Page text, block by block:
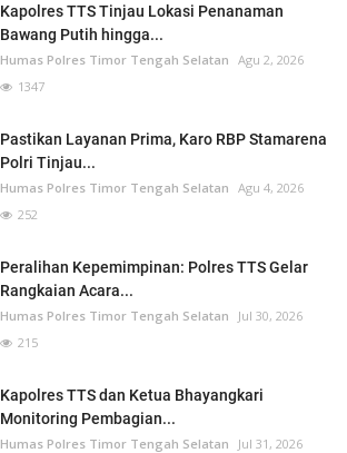
Kapolres TTS Tinjau Lokasi Penanaman
Bawang Putih hingga...
Humas Polres Timor Tengah Selatan Agu 2, 2026
1347
Pastikan Layanan Prima, Karo RBP Stamarena
Polri Tinjau...
Humas Polres Timor Tengah Selatan Agu 4, 2026
252
Peralihan Kepemimpinan: Polres TTS Gelar
Rangkaian Acara...
Humas Polres Timor Tengah Selatan
Jul 30, 2026
215
Kapolres TTS dan Ketua Bhayangkari
Monitoring Pembagian...
Humas Polres Timor Tengah Selatan
Jul 31, 2026